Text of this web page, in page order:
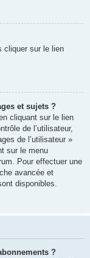
cliquer sur le lien
et sujets ?
cliquant sur le lien
de l’utilisateur,
de l’utilisateur »
sur le menu
Pour effectuer une
avancée et
disponibles.
?